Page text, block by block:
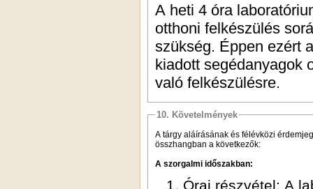
A heti 4 óra
otthoni felkészülés
szükség. Éppen ezért
kiadott segédanyagok
való felkészülésre.
10. Követelmények
A tárgy aláírásának és félévközi
összhangban a következők:
A szorgalmi időszakban:
Órai részvétel: A laboratóriumi órákon a részvétel kötelező. Hiányozni